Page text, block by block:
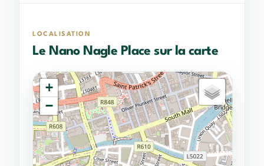
LOCALISATION
Le Nano Nagle Place sur la carte
+
−